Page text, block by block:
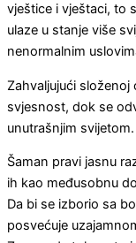
vještice i vještaci, to
ulaze u stanje više
nenormalnim
Zahvaljujući
svjesnost, dok se
unutrašnjim svijetom.
Šaman pravi jasnu
ih kao međusobnu
Da bi se izborio sa
posvećuje